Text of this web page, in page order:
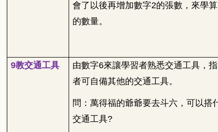
會了以後再增加數字2的張數，來學
的數量。
9教交通工具 由數字6來讓學習者熟悉交通工具，
者可自備其他的交通工具。
問：萬得福的爺爺要去斗六，可以搭
交通工具?